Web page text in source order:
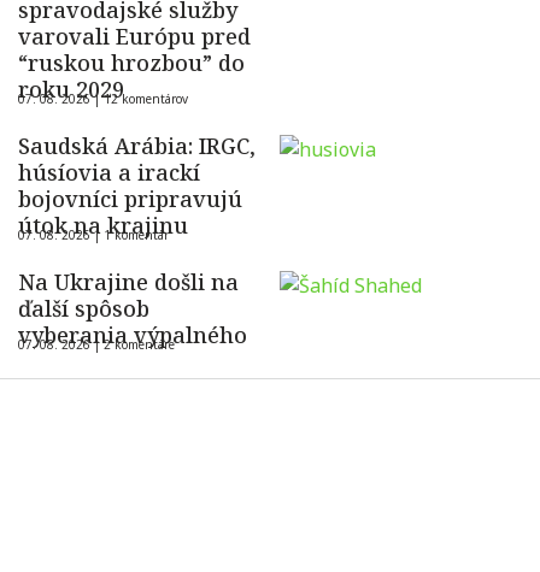
spravodajské služby
varovali Európu pred
“ruskou hrozbou” do
roku 2029
07. 08. 2026 |12 komentárov
Saudská Arábia: IRGC,
húsíovia a irackí
bojovníci pripravujú
útok na krajinu
07. 08. 2026 | 1 komentár
Na Ukrajine došli na
ďalší spôsob
vyberania výpalného
07. 08. 2026 |2 komentáre